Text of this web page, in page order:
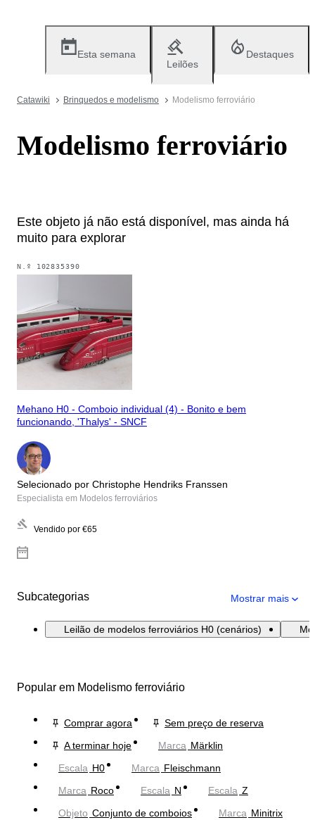
Esta semana
Leilões
Destaques
Catawiki Brinquedos e modelismo Modelismo ferroviário
Modelismo ferroviário
Este objeto já não está disponível, mas ainda há
muito para explorar
N.º 102835390
Mehano H0 - Comboio individual (4) - Bonito e bem
funcionando, 'Thalys' - SNCF
Selecionado por Christophe Hendriks Franssen
Especialista em Modelos ferroviários
Vendido por €65
Subcategorias Mostrar mais
Leilão de modelos ferroviários H0 (cenários)
Popular em Modelismo ferroviário
Comprar agora
Sem preço de reserva
A terminar hoje
Marca Märklin
Escala H0 Marca Fleischmann
Marca Roco Escala N Escala Z
Objeto Conjunto de comboios Marca Minitrix